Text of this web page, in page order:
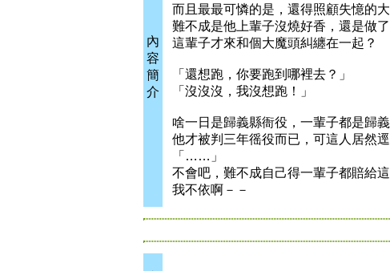
內
容
簡
介
而且最最可憐的是，還得照顧失憶的大
難不成是他上輩子沒燒好香，還是做了
這輩子才來和個大魔頭糾纏在一起？
「還想跑，你要跑到哪裡去？」
「沒沒沒，我沒想跑！」
啥一日是歸義縣衙役，一輩子都是歸義
他才被判三年徭役而已，可這人居然逕
「……」
不會吧，難不成自己得一輩子都賠給
我不依啊－－